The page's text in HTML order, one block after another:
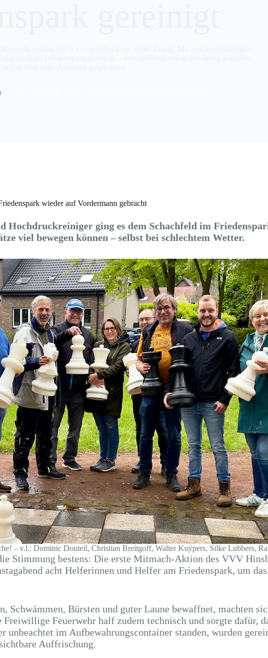
wieder auf Vordermann gebracht
Hochdruckreiniger ging es dem Schachfeld im
viel bewegen können – selbst bei schlechtem Wetter.
– v.l.: Dominic Douteil, Christian Breitgoff, Walter Kuypers, Silke Lubbers,
Stimmung bestens: Die erste Mitmach-Aktion des VVV
acht Helferinnen und Helfer am Friedenspark, um
Schwämmen, Bürsten und guter Laune bewaffnet, machten
Freiwillige Feuerwehr half zudem technisch und sorgte dafür,
unbeachtet im Aufbewahrungscontainer standen, wurden
Auffrischung.